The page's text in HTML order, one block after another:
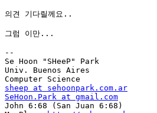
의견 기다릴께요..
그럼 이만...
--
Se Hoon "SHeeP" Park
Univ. Buenos Aires
sheep at sehoonpark.com.ar
SeHoon.Park at gmail.com
John 6:68 (San Juan 6:68)